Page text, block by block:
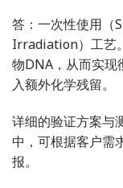
答：一次性使用（
Irradiation）工艺
物DNA，从而实现
入额外化学残留。
详细的验证方案与
中，可根据客户需
报。